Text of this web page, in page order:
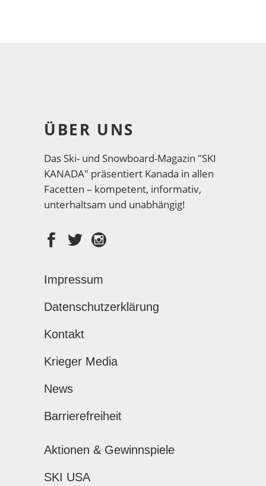
ÜBER UNS
Das Ski- und Snowboard-Magazin "SKI
KANADA" präsentiert Kanada in allen
Facetten – kompetent, informativ,
unterhaltsam und unabhängig!
Impressum
Datenschutzerklärung
Kontakt
Krieger Media
News
Barrierefreiheit
Aktionen & Gewinnspiele
SKI USA